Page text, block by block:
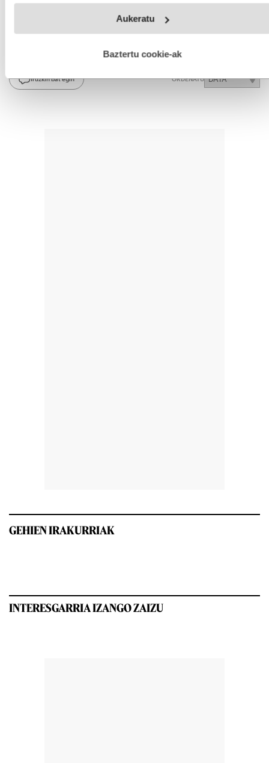
fitxategiak erabiltzen ditu. Zure esperientzia eta zerbitzuak
esplizitua ematen diguzu.Gehiago irakurri
Aukeratu
Baztertu cookie-ak
IBAI ZABALA GANDARIAS
Iruzkin bat egin ORDENATU
GEHIEN IRAKURRIAK
INTERESGARRIA IZANGO ZAIZU